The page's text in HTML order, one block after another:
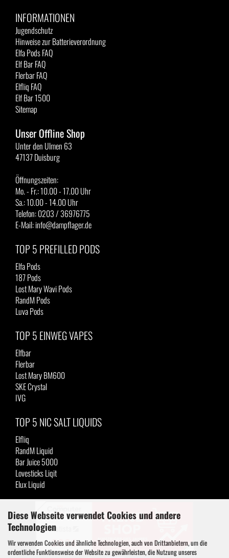
Diese Webseite verwendet Cookies und andere
Technologien
Wir verwenden Cookies und ähnliche Technologien, auch von Drittanbietern, um die
ordentliche Funktionsweise der Website zu gewährleisten, die Nutzung unseres
INFORMATIONEN
Jugendschutz
Hinweise zur Batterieverordnung
Elfa Pods FAQ
Elf Bar FAQ
Flerbar FAQ
Elfliq FAQ
Elf Bar 1500
Sitemap
Unser Offline Shop
Unter den Ulmen 63
47137 Duisburg
Öffnungszeiten:
Mo. - Fr.: 10.00 - 17.00 Uhr
Sa.: 10.00 - 14.00 Uhr
Telefon: 0203 / 36976775
E-Mail: info@dampflager.de
TOP 5 PREFILLED PODS
Elfa Pods
187 Pods
Lost Mary Wavi Pods
RandM Pods
Luva Pods
TOP 5 EINWEG VAPES
Elfbar
Flerbar
Lost Mary BM600
SKE Crystal
IVG
TOP 5 NIC SALT LIQUIDS
Elfliq
RandM Liquid
Bar Juice 5000
Lovesticks Liqit
Elux Liquid